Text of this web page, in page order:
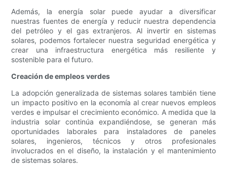
Además, la energía solar puede ayudar a diversificar
nuestras fuentes de energía y reducir nuestra dependencia
del petróleo y el gas extranjeros. Al invertir en sistemas
solares, podemos fortalecer nuestra seguridad energética y
crear una infraestructura energética más resiliente y
sostenible para el futuro.
Creación de empleos verdes
La adopción generalizada de sistemas solares también tiene
un impacto positivo en la economía al crear nuevos empleos
verdes e impulsar el crecimiento económico. A medida que la
industria solar continúa expandiéndose, se generan más
oportunidades laborales para instaladores de paneles
solares, ingenieros, técnicos y otros profesionales
involucrados en el diseño, la instalación y el mantenimiento
de sistemas solares.